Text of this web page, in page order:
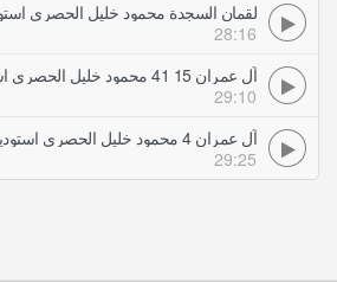
28:16
29:10
29:25